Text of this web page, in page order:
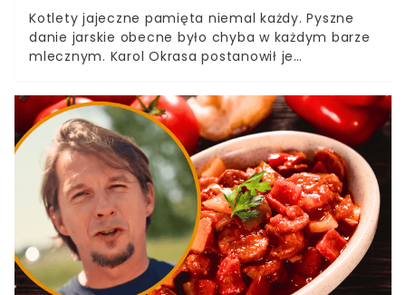
Kotlety jajeczne pamięta niemal każdy. Pyszne
danie jarskie obecne było chyba w każdym barze
mlecznym. Karol Okrasa postanowił je
listę składników. Wciąż nie ma w nich mięsa, lecz
zachwycają smakiem.